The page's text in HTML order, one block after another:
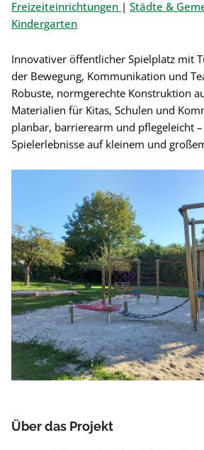
Freizeiteinrichtungen | Städte &
Kindergarten
Innovativer öffentlicher Spielplatz mit
der Bewegung, Kommunikation und
Robuste, normgerechte Konstruktion
Materialien für Kitas, Schulen und
planbar, barrierearm und pflegeleicht
Spielerlebnisse auf kleinem und
Über das Projekt